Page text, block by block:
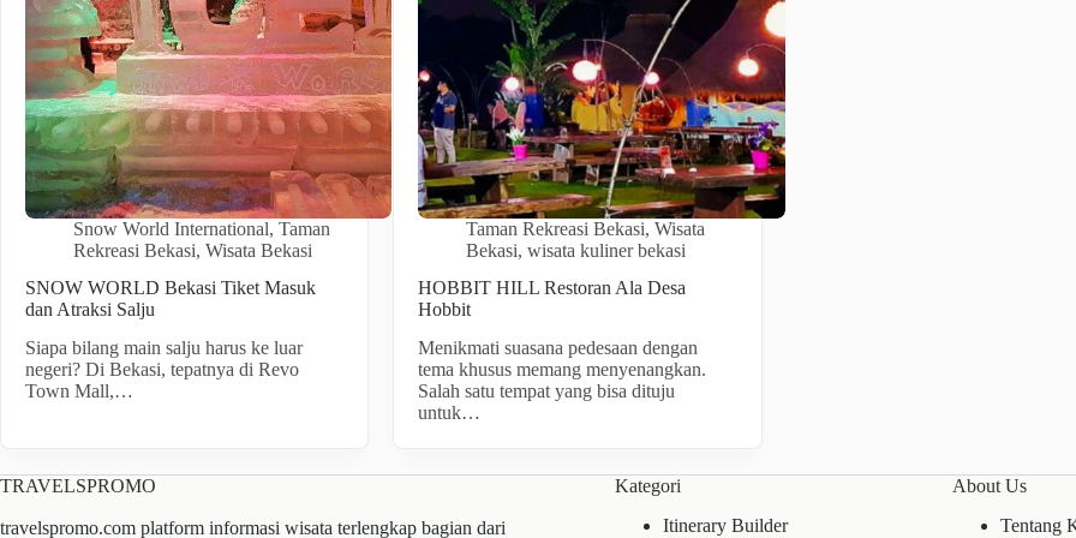
Snow World International, Taman
Rekreasi Bekasi, Wisata Bekasi
SNOW WORLD Bekasi Tiket Masuk
dan Atraksi Salju
Siapa bilang main salju harus ke luar
negeri? Di Bekasi, tepatnya di Revo
Town Mall,…
Taman Rekreasi Bekasi,Wisata
Bekasi,wisata kuliner bekasi
HOBBIT HILL Restoran Ala Desa
Hobbit
Menikmati suasana pedesaan dengan
tema khusus memang menyenangkan.
Salah satu tempat yang bisa dituju
untuk…
TRAVELSPROMO
travelspromo.com platform informasi wisata terlengkap bagian dari
Kategori
Itinerary Builder
About Us
Tentang